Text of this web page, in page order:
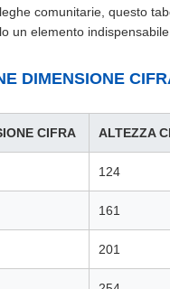
comunitarie, questo
un elemento
DIMENSIONE
CIFRA ALTEZZA
124
161
201